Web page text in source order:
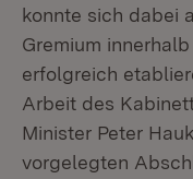
konnte sich dabei
Gremium
erfolgreich
Arbeit des
Minister Peter
vorgelegten